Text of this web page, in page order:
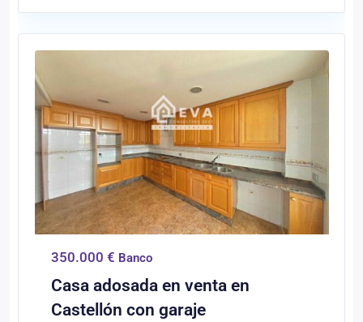
0 Castellón/Castelló
350.000 € Banco
Casa adosada en venta en
Castellón con garaje